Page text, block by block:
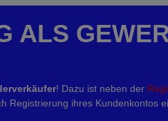
ALS
! Dazu ist neben der
Registrierung ihres Kundenkontos